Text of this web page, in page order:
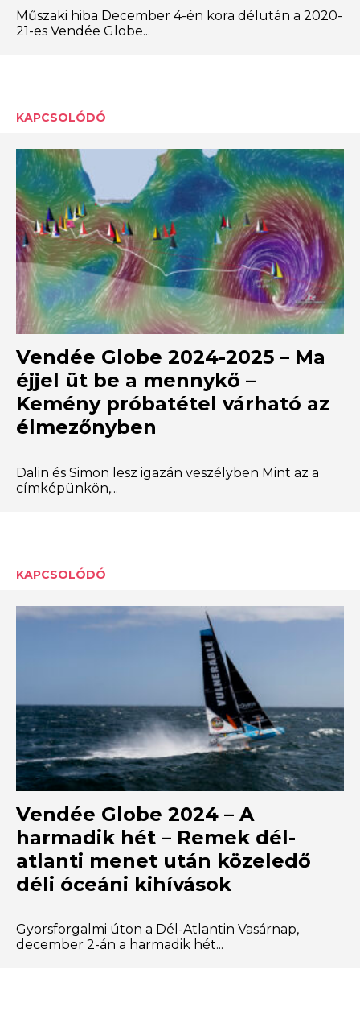
Műszaki hiba December 4-én kora délután a 2020-
21-es Vendée Globe...
KAPCSOLÓDÓ
Vendée Globe 2024-2025 – Ma
éjjel üt be a mennykő –
Kemény próbatétel várható az
élmezőnyben
Dalin és Simon lesz igazán veszélyben Mint az a
címképünkön,...
KAPCSOLÓDÓ
Vendée Globe 2024 – A
harmadik hét – Remek dél-
atlanti menet után közeledő
déli óceáni kihívások
Gyorsforgalmi úton a Dél-Atlantin Vasárnap,
december 2-án a harmadik hét...